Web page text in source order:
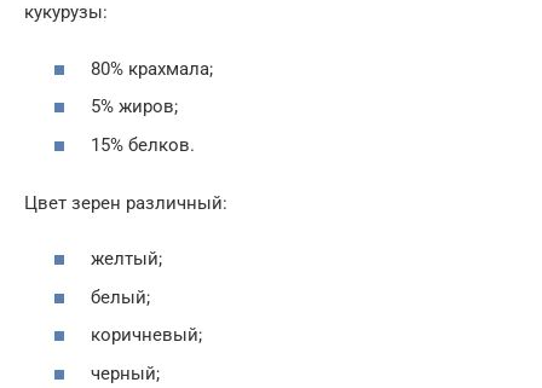
кукурузы:
80% крахмала;
5% жиров;
15% белков.
Цвет зерен различный:
желтый;
белый;
коричневый;
черный;